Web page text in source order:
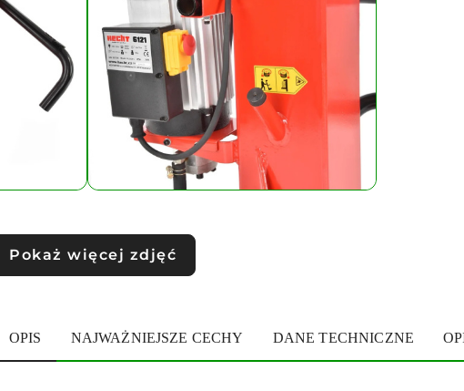
Pokaż więcej zdjęć
OPIS NAJWAŻNIEJSZE CECHY DANE TECHNICZNE